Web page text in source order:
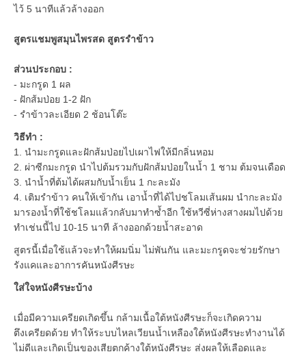
ไว้ 5 นาทีแล้วล้างออก
สูตรแชมพูสมุนไพรสด สูตรรำข้าว
ส่วนประกอบ :
- มะกรูด 1 ผล
- ฝักส้มป่อย 1-2 ฝัก
- รำข้าวละเอียด 2 ช้อนโต๊ะ
วิธีทำ :
1. นำมะกรูดและฝักส้มป่อยไปเผาไฟให้มีกลิ่นหอม
2. ผ่าซีกมะกรูด นำไปต้มรวมกับฝักส้มป่อยในน้ำ 1 ชาม ต้มจนเดือด
3. นำน้ำที่ต้มได้ผสมกับน้ำเย็น 1 กะละมัง
4. เติมรำข้าว คนให้เข้ากัน เอาน้ำที่ได้ไปชโลมเส้นผม นำกะละมัง
มารองน้ำที่ใช้ชโลมแล้วกลับมาทำซ้ำอีก ใช้หวีซี่ห่างสางผมไปด้วย
ทำเช่นนี้ไป 10-15 นาที ล้างออกด้วยน้ำสะอาด
สูตรนี้เมื่อใช้แล้วจะทำให้ผมนิ่ม ไม่พันกัน และมะกรูดจะช่วยรักษา
รังแคและอาการคันหนังศีรษะ
ใส่ใจหนังศีรษะบ้าง
เมื่อมีความเครียดเกิดขึ้น กล้ามเนื้อใต้หนังศีรษะก็จะเกิดความ
ตึงเครียดด้วย ทำให้ระบบไหลเวียนน้ำเหลืองใต้หนังศีรษะทำงานได้
ไม่ดีและเกิดเป็นของเสียตกค้างใต้หนังศีรษะ ส่งผลให้เลือดและ